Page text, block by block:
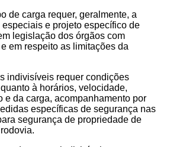
de carga requer, geralmente, a
e projeto específico de
legislação dos órgãos com
em respeito as limitações da
indivisíveis requer condições
à horários, velocidade,
e da carga, acompanhamento por
específicas de segurança nas
segurança de propriedade de